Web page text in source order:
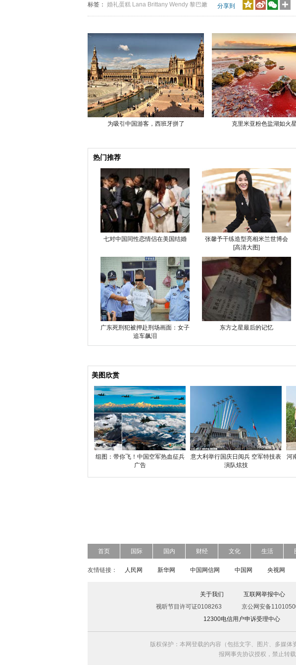
标签： 婚礼蛋糕 Lana Brittany Wendy 黎巴嫩 分享到
为吸引中国游客，西班牙拼了 克里米亚粉色盐湖如火
热门推荐
七对中国同性恋情侣在美国结婚
张馨予干练造型亮相米兰世博会
[高清大图]
广东死刑犯被押赴刑场画面：女子
追车飙泪
东方之星最后的记忆
美图欣赏
组图：带你飞！中国空军热血征兵
广告
意大利举行国庆日阅兵 空军特技表
演队炫技
河
首页 国际 国内 财经 文化 生活
友情链接： 人民网 新华网 中国网信网 中国网 央视网
关于我们 互联网举报中心
视听节目许可证0108263
京公网安备
12300电信用户申诉受理中心
版权保护：本网登载的内容（包括文字、图片、多媒
报网事先协议授权，禁止转